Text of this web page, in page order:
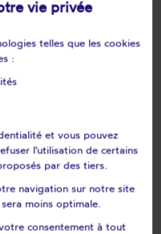
Menesble
Messanges
Mirebeau-sur-bèze
Moitron
Molinot
Molphey
Montagny-lès-seurre
vie privée
telles que les cookies
:
et vous pouvez
l'utilisation de certains
par des tiers.
navigation sur notre site
moins optimale.
consentement à tout